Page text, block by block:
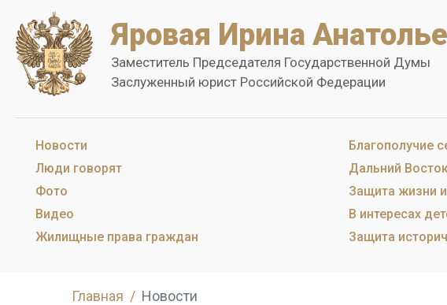
Яровая Ирина
Заместитель Председателя Государственной Думы
Заслуженный юрист Российской Федерации
Новости
Люди говорят
Фото
Видео
Жилищные права граждан
Благополучие
Дальний
Защита жизни
В интересах
Защита
Главная Новости